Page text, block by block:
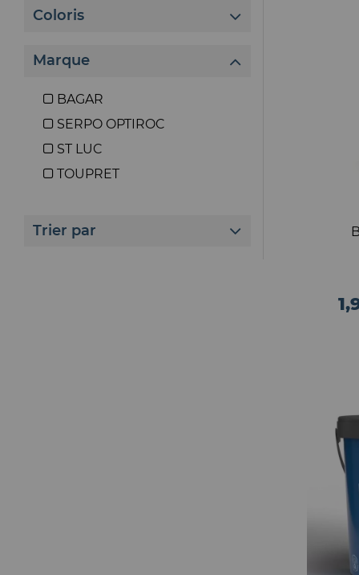
Coloris
Marque
BAGAR
SERPO OPTIROC
ST LUC
TOUPRET
Trier par